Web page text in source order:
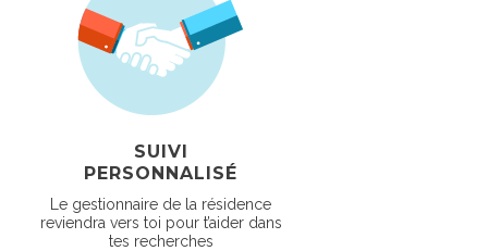
SUIVI
PERSONNALISÉ
Le gestionnaire de la résidence
reviendra vers toi pour t’aider dans
tes recherches